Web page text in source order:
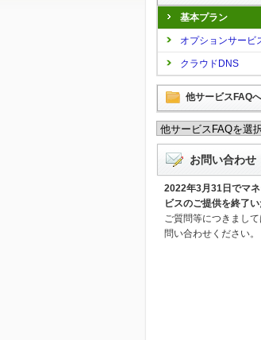
基本プラン
オプションサービ
クラウドDNS
他サービスFAQへ
お問い合わせ
2022年3月31日でマ
ビスのご提供を終了い
ご質問等につきまし
問い合わせください。